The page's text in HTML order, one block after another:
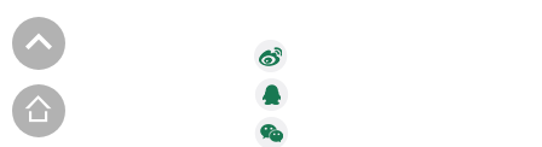
E-mail：